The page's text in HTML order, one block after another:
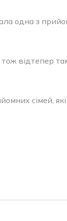
одна з
відтепер
сімей,